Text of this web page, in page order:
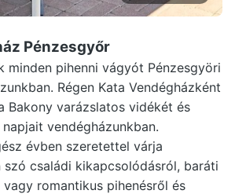
Pénzesgyőr
minden pihenni vágyót Pénzesgyöri
Régen Kata Vendégházként
Bakony varázslatos vidékét és
vendégházunkban.
évben szeretettel várja
szó családi kikapcsolódásról, baráti
romantikus pihenésről és